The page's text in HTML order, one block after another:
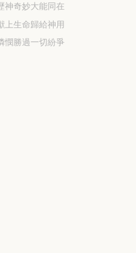
神奇妙大能同在
上生命歸給神用
憫勝過一切紛爭